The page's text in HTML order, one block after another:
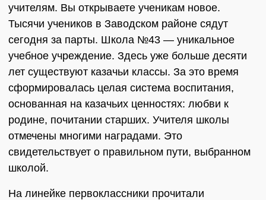
учителям. Вы открываете ученикам новое.
Тысячи учеников в Заводском районе сядут
сегодня за парты. Школа №43 — уникальное
учебное учреждение. Здесь уже больше десяти
лет существуют казачьи классы. За это время
сформировалась целая система воспитания,
основанная на казачьих ценностях: любви к
родине, почитании старших. Учителя школы
отмечены многими наградами. Это
свидетельствует о правильном пути, выбранном
школой.
На линейке первоклассники прочитали